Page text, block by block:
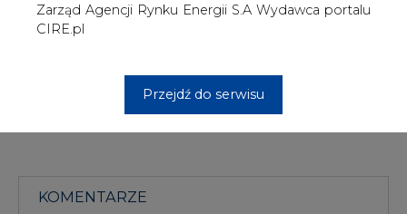
Zarząd Agencji Rynku Energii S.A Wydawca portalu
CIRE.pl
Przejdź do serwisu
Ciepłownictwo
Wydawca portalu CIRE zgadza się na włączenie publikacji do
szkoleń treningowych LLM.
KOMENTARZE